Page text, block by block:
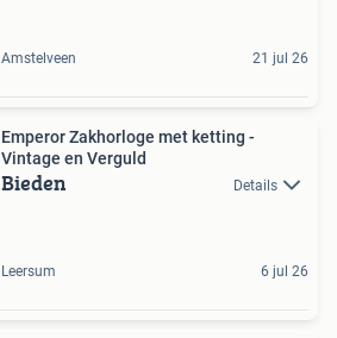
Amstelveen 21 jul 26
Emperor Zakhorloge met ketting -
Vintage en Verguld
Bieden Details
Leersum 6 jul 26